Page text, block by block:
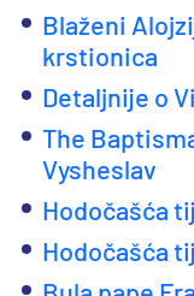
Blaženi
krstionica
Detaljnije o
The
Vysheslav
Hodočašća
Hodočašća